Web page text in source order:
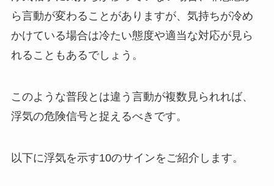
ら言動が変わることがありますが、気持ちが冷め
かけている場合は冷たい態度や適当な対応が見ら
れることもあるでしょう。
このような普段とは違う言動が複数見られれば、
浮気の危険信号と捉えるべきです。
以下に浮気を示す10のサインをご紹介します。